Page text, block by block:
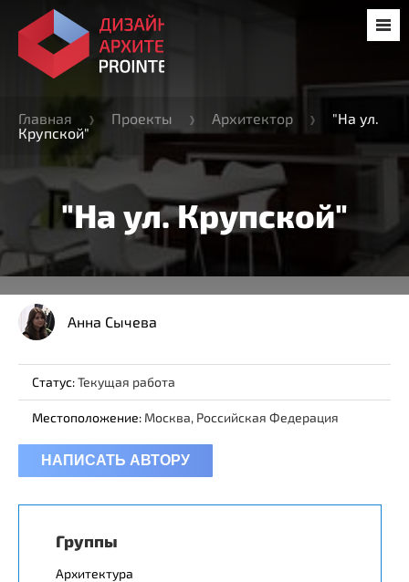
Главная Проекты Архитектор
"На ул.
Крупской"
"На ул. Крупской"
Анна Сычева
Статус:Текущая работа
Местоположение: Москва, Российская Федерация
НАПИСАТЬ АВТОРУ
Группы
Архитектура